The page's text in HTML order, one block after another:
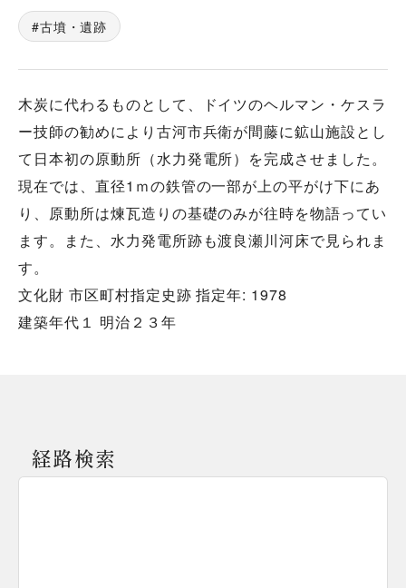
古墳・遺跡
木炭に代わるものとして、ドイツのヘルマン・ケスラ
ー技師の勧めにより古河市兵衛が間藤に鉱山施設とし
て日本初の原動所（水力発電所）を完成させました。
現在では、直径1ｍの鉄管の一部が上の平がけ下にあ
り、原動所は煉瓦造りの基礎のみが往時を物語ってい
ます。また、水力発電所跡も渡良瀬川河床で見られま
す。
文化財 市区町村指定史跡 指定年: 1978
建築年代１ 明治２３年
経路検索